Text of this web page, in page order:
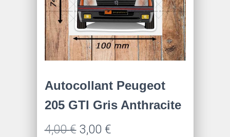
Autocollant Peugeot
205 GTI Gris Anthracite
4,00€ Le
3,00 €Le